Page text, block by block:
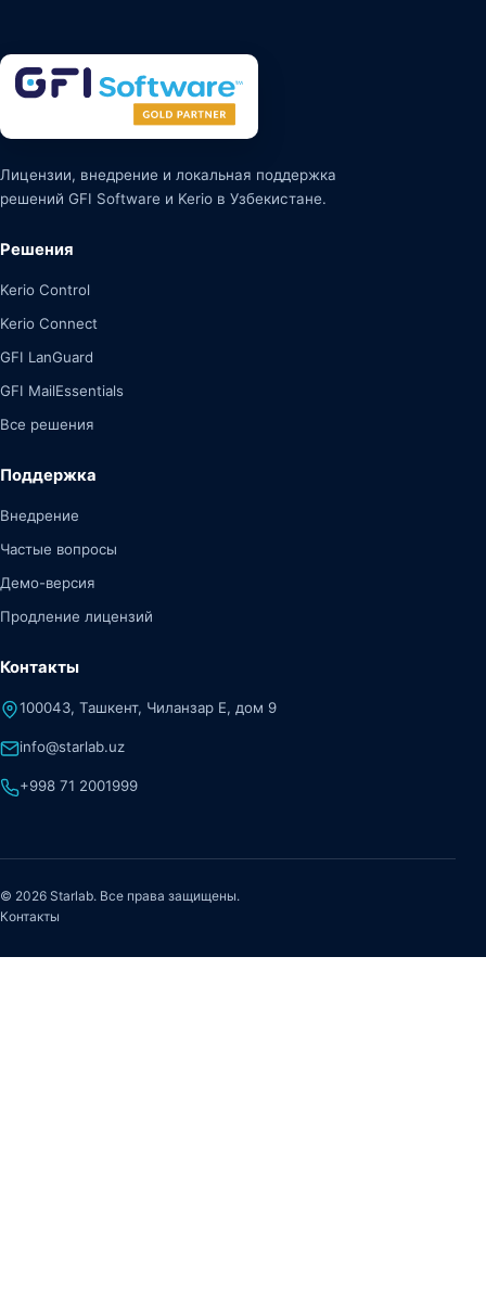
Лицензии, внедрение и локальная поддержка
решений GFI Software и Kerio в Узбекистане.
Решения
Kerio Control
Kerio Connect
GFI LanGuard
GFI MailEssentials
Все решения
Поддержка
Внедрение
Частые вопросы
Демо-версия
Продление лицензий
Контакты
100043, Ташкент, Чиланзар Е, дом 9
info@starlab.uz
+998 71 2001999
© 2026 Starlab. Все права защищены.
Контакты